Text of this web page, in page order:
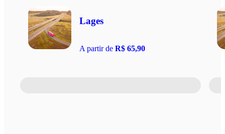
Lages
A partir de R$ 65,90